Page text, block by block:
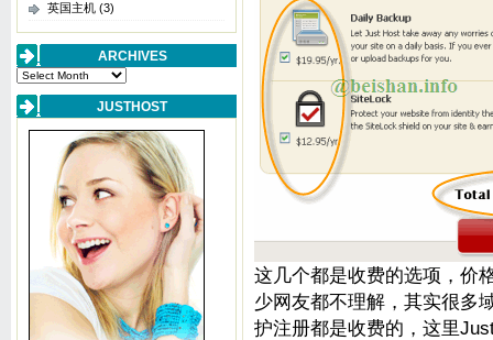
英国主机 (3)
ARCHIVES
Archives
JUSTHOST
这几个都是收费的选项，价
少网友都不理解，其实很多
护注册都是收费的，这里